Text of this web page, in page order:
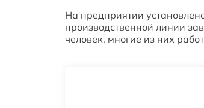
На предприятии
производственной линии
человек, многие из них